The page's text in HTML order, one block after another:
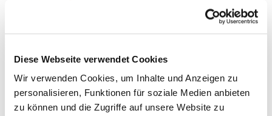
Diese Webseite verwendet Cookies
Wir verwenden Cookies, um Inhalte und Anzeigen zu
personalisieren, Funktionen für soziale Medien anbieten
zu können und die Zugriffe auf unsere Website zu